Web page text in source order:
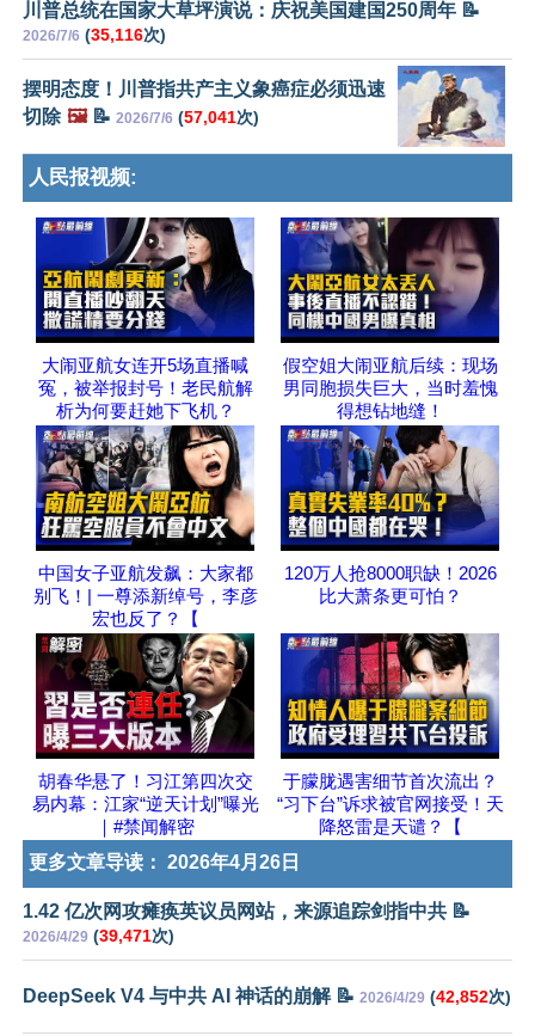
川普总统在国家大草坪演说：庆祝美国建国250周年 📝
2026/7/6 (35,116次)
摆明态度！川普指共产主义象癌症必须迅速
切除 🖼️📝 2026/7/6 (57,041次)
人民报视频:
大闹亚航女连开5场直播喊
冤，被举报封号！老民航解
析为何要赶她下飞机？
假空姐大闹亚航后续：现场
男同胞损失巨大，当时羞愧
得想钻地缝！
中国女子亚航发飙：大家都
别飞！| 一尊添新绰号，李彦
宏也反了？【
120万人抢8000职缺！2026
比大萧条更可怕？
胡春华悬了！习江第四次交
易内幕：江家“逆天计划”曝光
｜#禁闻解密
于朦胧遇害细节首次流出？
“习下台”诉求被官网接受！天
降怒雷是天谴？【
更多文章导读： 2026年4月26日
1.42 亿次网攻瘫痪英议员网站，来源追踪剑指中共 📝
2026/4/29 (39,471次)
DeepSeek V4 与中共 AI 神话的崩解 📝 2026/4/29 (42,852次)